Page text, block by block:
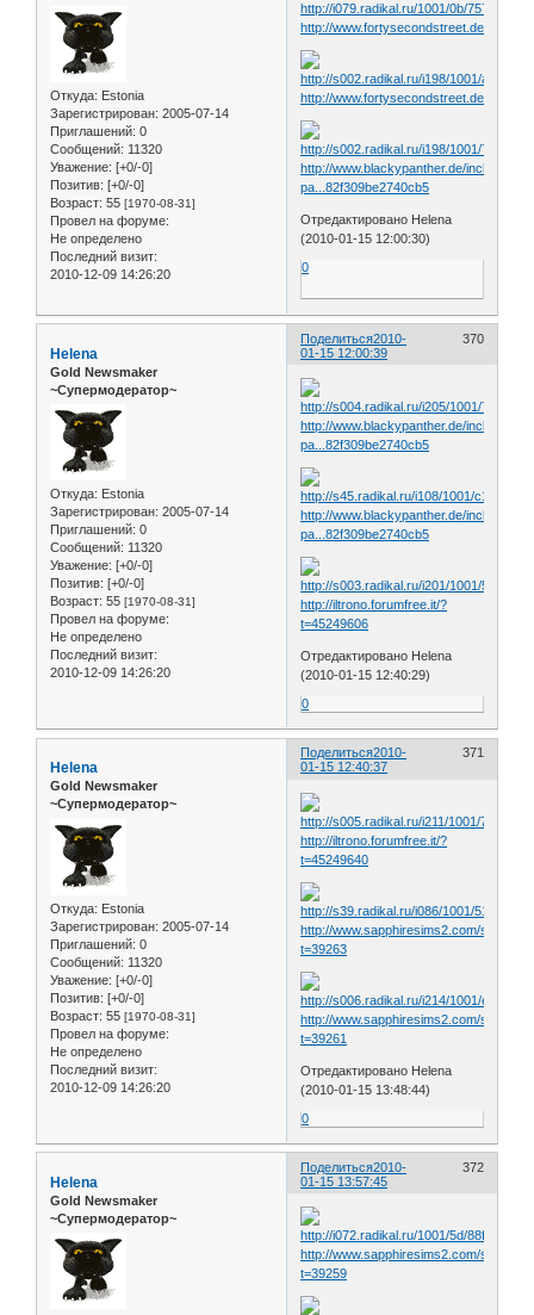
Откуда: Estonia
Зарегистрирован: 2005-07-14
Приглашений: 0
Сообщений: 11320
Уважение: [+0/-0]
Позитив: [+0/-0]
Возраст: 55 [1970-08-31]
Провел на форуме:
Не определено
Последний визит:
2010-12-09 14:26:20
http://www.fortysecondstreet.de/
http://www.fortysecondstreet.de/
http://www.blackypanther.de/
pa...82f309be2740cb5
Отредактировано Helena
(2010-01-15 12:00:30)
0
Поделиться 370
2010-
01-15 12:00:39
Helena
Gold Newsmaker
~Супермодератор~
Откуда: Estonia
Зарегистрирован: 2005-07-14
Приглашений: 0
Сообщений: 11320
Уважение: [+0/-0]
Позитив: [+0/-0]
Возраст: 55 [1970-08-31]
Провел на форуме:
Не определено
Последний визит:
2010-12-09 14:26:20
http://www.blackypanther.de/
pa...82f309be2740cb5
http://www.blackypanther.de/
pa...82f309be2740cb5
http://iltrono.forumfree.it/?
t=45249606
Отредактировано Helena
(2010-01-15 12:40:29)
0
Поделиться 371
2010-
01-15 12:40:37
Helena
Gold Newsmaker
~Супермодератор~
Откуда: Estonia
Зарегистрирован: 2005-07-14
Приглашений: 0
Сообщений: 11320
Уважение: [+0/-0]
Позитив: [+0/-0]
Возраст: 55 [1970-08-31]
Провел на форуме:
Не определено
Последний визит:
2010-12-09 14:26:20
http://iltrono.forumfree.it/?
t=45249640
http://www.sapphiresims2.com/
t=39263
http://www.sapphiresims2.com/
t=39261
Отредактировано Helena
(2010-01-15 13:48:44)
0
Поделиться 372
2010-
01-15 13:57:45
Helena
Gold Newsmaker
~Супермодератор~
http://www.sapphiresims2.com/
t=39259